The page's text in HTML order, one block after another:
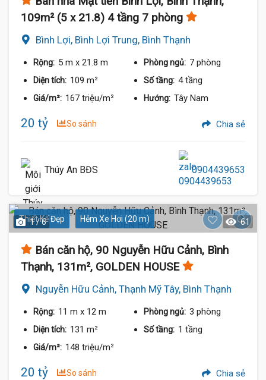
109m² (5 x 21.8) 4 tầng 7 phòng
Bình Lợi, Bình Lợi Trung, Bình Thạnh
Rộng: 5 m x 21.8 m Phòng ngủ: 7 phòng
Diện tích: 109 m² Số tầng: 4 tầng
Giá/m²: 167 triệu/m² Hướng: Tây Nam
20 tỷ So sánh Chia sẻ
Thúy An BĐS 0904439653
Thiết Kế Đẹp Hẻm Xe Hơi (20 m)
1 / 6 61
Bán căn hộ, 90 Nguyễn Hữu Cảnh, Bình
Thạnh, 131m², GOLDEN HOUSE
Nguyễn Hữu Cảnh, Thạnh Mỹ Tây, Bình Thạnh
Rộng: 11 m x 12 m Phòng ngủ: 3 phòng
Diện tích: 131 m² Số tầng: 1 tầng
Giá/m²: 148 triệu/m²
20 tỷ So sánh Chia sẻ